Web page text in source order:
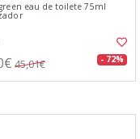
eau de toilete 75ml
45,01€ - 72%